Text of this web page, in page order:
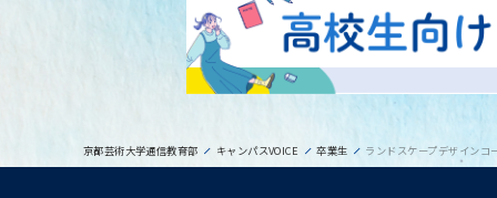
京都芸術大学通信教育部 キャンパスVOICE 卒業生 ランドスケープデザインコ